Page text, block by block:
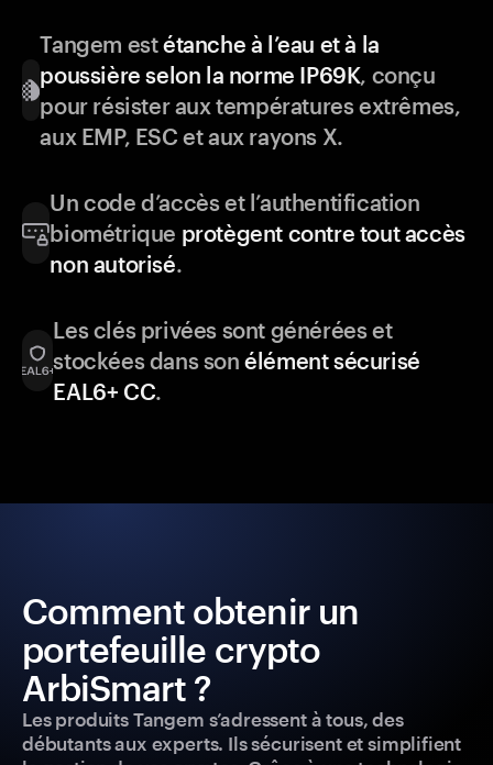
Tangem estétanche à l’eau et à la
poussière selon la norme IP69K, conçu
pour résister aux températures extrêmes,
aux EMP, ESC et aux rayons X.
Un code d’accès et l’authentification
biométrique protègent contre tout accès
non autorisé.
Les clés privées sont générées et
stockées dans sonélément sécurisé
EAL6+ CC.
Comment obtenir un
portefeuille crypto
ArbiSmart ?
Les produits Tangem s’adressent à tous, des
débutants aux experts. Ils sécurisent et simplifient